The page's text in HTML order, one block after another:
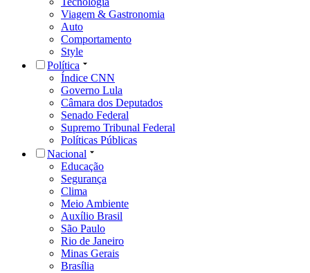
Viagem & Gastronomia
Auto
Comportamento
Style
Política
Índice CNN
Governo Lula
Câmara dos Deputados
Senado Federal
Supremo Tribunal Federal
Políticas Públicas
Nacional
Educação
Segurança
Clima
Meio Ambiente
Auxílio Brasil
São Paulo
Rio de Janeiro
Minas Gerais
Brasília